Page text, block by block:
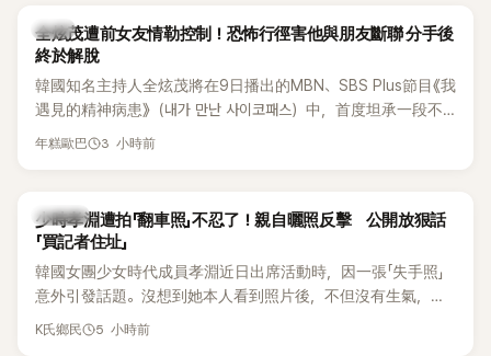
韓星
全炫茂遭前女友情勒控制！恐怖行徑害他與朋友斷聯 分手後
終於解脫
韓國知名主持人全炫茂將在9日播出的MBN、SBS Plus節目《我
遇見的精神病患》（내가 만난 사이코패스）中，首度坦承一段不
堪回首的戀愛經歷，自爆曾遭前女友過度控制，不僅走到哪都
年糕歐巴 3 小時前
K-POP
少時孝淵遭拍「翻車照」不忍了！親自曬照反擊 公開放狠話
「買記者住址」
韓國女團少女時代成員孝淵近日出席活動時，因一張「失手照」
意外引發話題。沒想到她本人看到照片後，不但沒有生氣，反
而親自把照片放上IG限時動態開玩笑，甚至幽默喊話要「買記者
K氏鄉民 5 小時前